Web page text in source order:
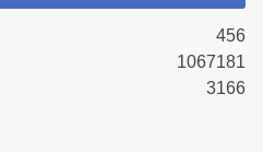
456
1067181
3166